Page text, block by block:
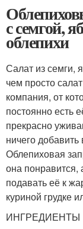
с семгой,
облепихи
Салат из семги,
чем просто
компания, от
постоянно есть
прекрасно
ничего
Облепиховая
она понравится,
подавать её к
куриной грудке
ИНГРЕДИЕНТЫ